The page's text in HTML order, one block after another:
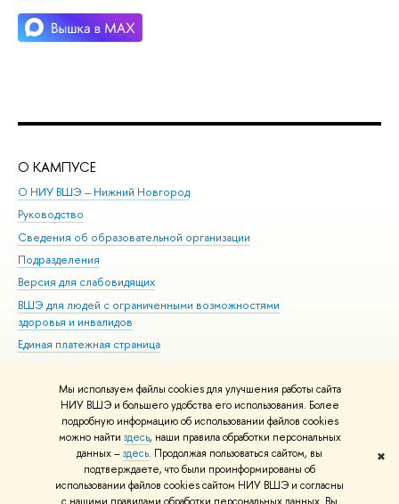
Мы используем файлы cookies для улучшения работы сайта
НИУ ВШЭ и большего удобства его использования. Более
подробную информацию об использовании файлов cookies
можно найти здесь, наши правила обработки персональных
данных –здесь. Продолжая пользоваться сайтом, вы
подтверждаете, что были проинформированы об
использовании файлов cookies сайтом НИУ ВШЭ и согласны
✖
О КАМПУСЕ
О НИУ ВШЭ – Нижний Новгород
Руководство
Сведения об образовательной организации
Подразделения
Версия для слабовидящих
ВШЭ для людей с ограниченными возможностями
здоровья и инвалидов
Единая платежная страница
© НИУ ВШЭ 1993–2026 Адреса и контакты Условия использования